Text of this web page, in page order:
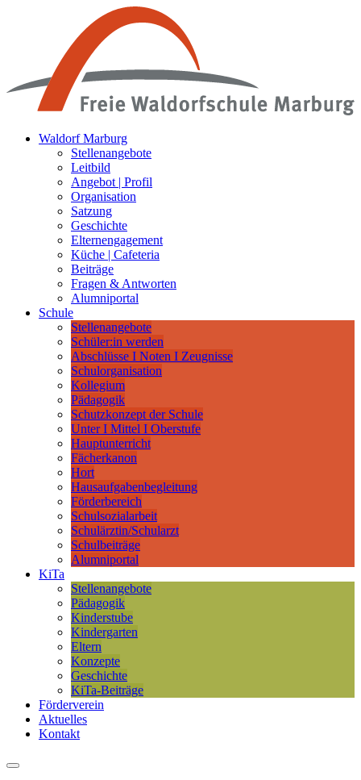
Waldorf Marburg
Stellenangebote
Leitbild
Angebot | Profil
Organisation
Satzung
Geschichte
Elternengagement
Küche | Cafeteria
Beiträge
Fragen & Antworten
Alumniportal
Schule
Stellenangebote
Schüler:in werden
Abschlüsse I Noten I Zeugnisse
Schulorganisation
Kollegium
Pädagogik
Schutzkonzept der Schule
Unter I Mittel I Oberstufe
Hauptunterricht
Fächerkanon
Hort
Hausaufgabenbegleitung
Förderbereich
Schulsozialarbeit
Schulärztin/Schularzt
Schulbeiträge
Alumniportal
KiTa
Stellenangebote
Pädagogik
Kinderstube
Kindergarten
Eltern
Konzepte
Geschichte
KiTa-Beiträge
Förderverein
Aktuelles
Kontakt